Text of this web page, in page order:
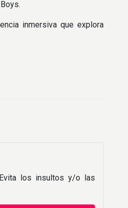
inmersiva que explora
los insultos y/o las